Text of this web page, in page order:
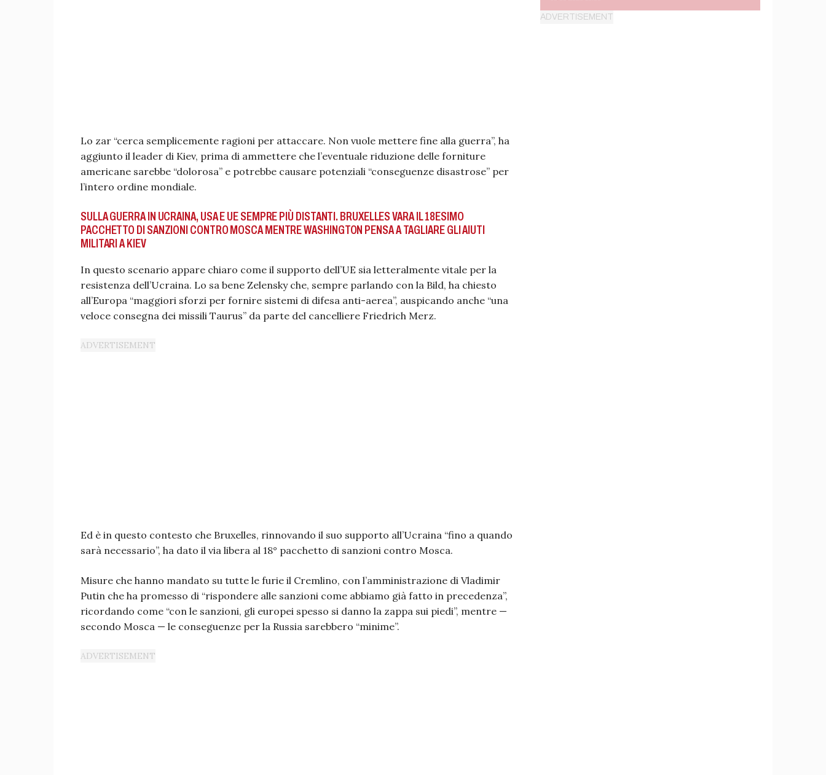
Lo zar “cerca semplicemente ragioni per attaccare. Non vuole mettere fine alla guerra”, ha
aggiunto il leader di Kiev, prima di ammettere che l’eventuale riduzione delle forniture
americane sarebbe “dolorosa” e potrebbe causare potenziali “conseguenze disastrose” per
l’intero ordine mondiale.
SULLA GUERRA IN UCRAINA, USA E UE SEMPRE PIÙ DISTANTI. BRUXELLES VARA IL 18ESIMO
PACCHETTO DI SANZIONI CONTRO MOSCA MENTRE WASHINGTON PENSA A TAGLIARE GLI AIUTI
MILITARI A KIEV
In questo scenario appare chiaro come il supporto dell’UE sia letteralmente vitale per la
resistenza dell’Ucraina. Lo sa bene Zelensky che, sempre parlando con la Bild, ha chiesto
all’Europa “maggiori sforzi per fornire sistemi di difesa anti-aerea”, auspicando anche “una
veloce consegna dei missili Taurus” da parte del cancelliere Friedrich Merz.
Ed è in questo contesto che Bruxelles, rinnovando il suo supporto all’Ucraina “fino a quando
sarà necessario”, ha dato il via libera al 18° pacchetto di sanzioni contro Mosca.
Misure che hanno mandato su tutte le furie il Cremlino, con l’amministrazione di Vladimir
Putin che ha promesso di “rispondere alle sanzioni come abbiamo già fatto in precedenza”,
ricordando come “con le sanzioni, gli europei spesso si danno la zappa sui piedi”, mentre —
secondo Mosca — le conseguenze per la Russia sarebbero “minime”.